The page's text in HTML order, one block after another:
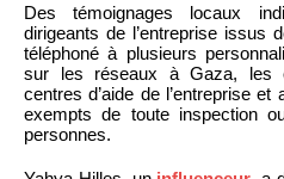
Des témoignages locaux
dirigeants de l’entreprise issus
téléphoné à plusieurs
sur les réseaux à Gaza, les
centres d’aide de l’entreprise
exempts de toute inspection
personnes.